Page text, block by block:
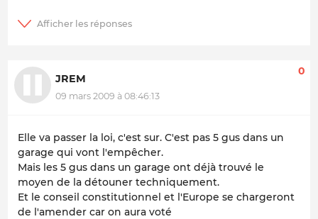
JREM
09 mars 2009 à 08:46:13
0
Elle va passer la loi, c'est sur. C'est pas 5 gus dans un
garage qui vont l'empêcher.
Mais les 5 gus dans un garage ont déjà trouvé le
moyen de la détouner techniquement.
Et le conseil constitutionnel et l'Europe se chargeront
de l'amender car on aura voté